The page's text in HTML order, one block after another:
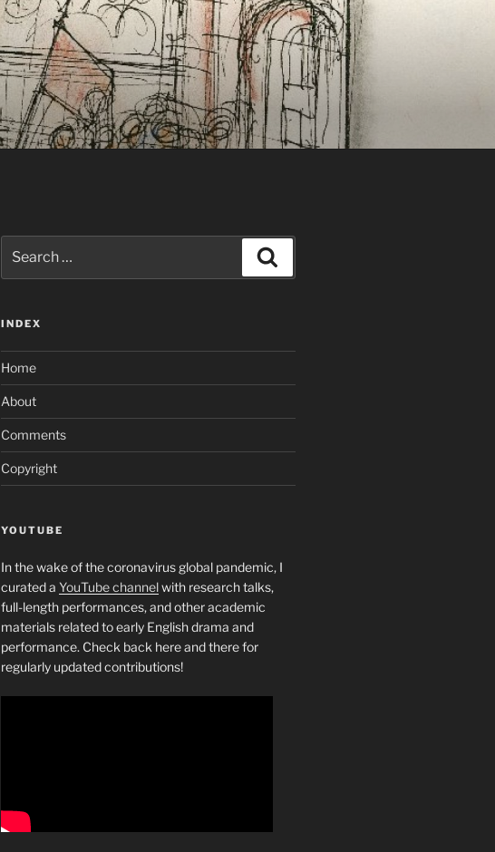
for:
INDEX
Home
About
Comments
Copyright
YOUTUBE
In the wake of the coronavirus global pandemic, I
curated a YouTube channelwith research talks,
full-length performances, and other academic
materials related to early English drama and
performance. Check back here and there for
regularly updated contributions!